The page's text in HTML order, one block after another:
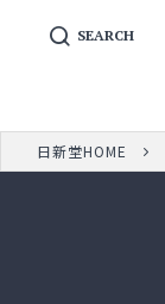
SEARCH
日新堂HOME